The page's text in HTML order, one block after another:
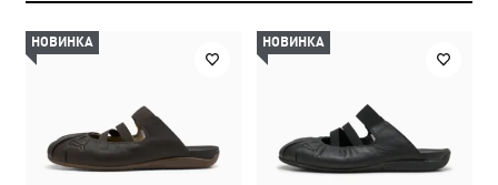
НОВИНКА НОВИНКА